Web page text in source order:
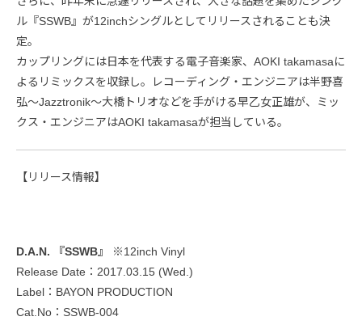
ル『SSWB』が12inchシングルとしてリリースされることも決
定。
カップリングには日本を代表する電子音楽家、AOKI takamasaに
よるリミックスを収録し。レコーディング・エンジニアは半野喜
弘～Jazztronik～大橋トリオなどを手がける早乙女正雄が、ミッ
クス・エンジニアはAOKI takamasaが担当している。
【リリース情報】
D.A.N. 『SSWB』
※12inch Vinyl
Release Date：2017.03.15 (Wed.)
Label：BAYON PRODUCTION
Cat.No：SSWB-004